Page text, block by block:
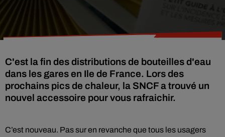
C'est la fin des distributions de bouteilles d'eau
dans les gares en Ile de France. Lors des
prochains pics de chaleur, la SNCF a trouvé un
nouvel accessoire pour vous rafraichir.
C’est nouveau. Pas sur en revanche que tous les usagers